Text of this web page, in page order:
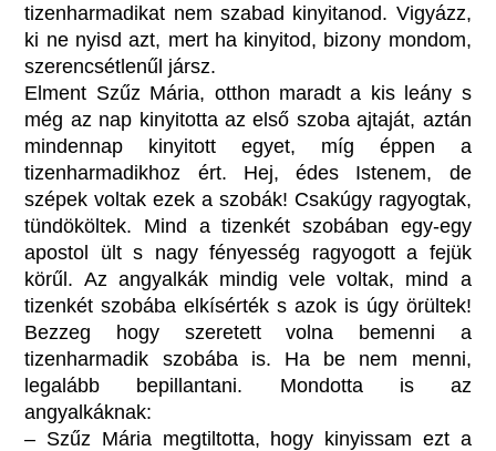
tizenharmadikat nem szabad kinyitanod. Vigyázz,
ki ne nyisd azt, mert ha kinyitod, bizony mondom,
szerencsétlenűl jársz.
Elment Szűz Mária, otthon maradt a kis leány s
még az nap kinyitotta az első szoba ajtaját, aztán
mindennap kinyitott egyet, míg éppen a
tizenharmadikhoz ért. Hej, édes Istenem, de
szépek voltak ezek a szobák! Csakúgy ragyogtak,
tündököltek. Mind a tizenkét szobában egy-egy
apostol ült s nagy fényesség ragyogott a fejük
körűl. Az angyalkák mindig vele voltak, mind a
tizenkét szobába elkísérték s azok is úgy örültek!
Bezzeg hogy szeretett volna bemenni a
tizenharmadik szobába is. Ha be nem menni,
legalább bepillantani. Mondotta is az
angyalkáknak:
– Szűz Mária megtiltotta, hogy kinyissam ezt a